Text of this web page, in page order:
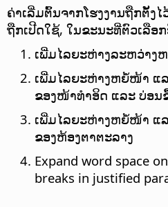
ຄ່າເລີ່ມຕົ້ນຈາກໂຮງງານຖືກຕັ້ງ
ຖືກເປີດໃຊ້, ໃນຂະນະທີ່ຕົວເລື
ເພີ່ມໄລຍະຫ່າງລະຫວ່າງ
ເພີ່ມໄລຍະຫ່າງຫຍໍ້ໜ້າ ແ
ຂອງໜ້າທຳອິດ ແລະ ບ່ອ
ເພີ່ມໄລຍະຫ່າງຫຍໍ້ໜ້າ ແ
ຂອງຫ້ອງຕາຕະລາງ
Expand word space
breaks in justified